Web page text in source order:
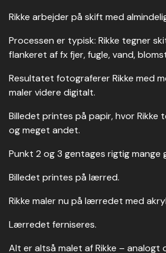
Rikke arbejder på skift med
Processen er typisk: Rikke tegner
flankeret af fx fjer, fugle, vand,
Resultatet fotograferer Rikke med
maler videre digitalt.
Billedet printes på papir, hvor Rikke
og meget andet.
Punkt 2 og 3 gentages rigtig mange
Billedet printes på lærred.
Rikke maler nu på lærredet med
Lærredet ferniseres.
Alt er altså malet af Rikke – analogt